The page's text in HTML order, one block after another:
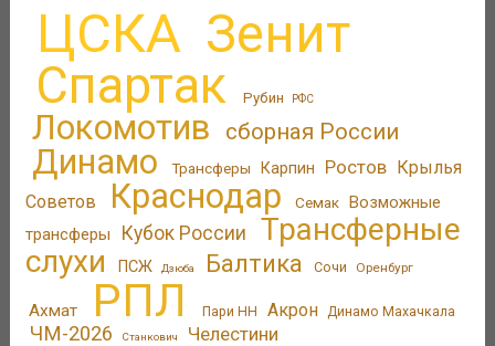
ЦСКА Зенит
Спартак Рубин РФС
Локомотив сборная России
Динамо Трансферы Карпин Ростов Крылья
Советов
Краснодар Семак Возможные
трансферы
Кубок России
Трансферные
слухи
ПСЖ Дзюба Балтика Сочи Оренбург
Ахмат РПЛ Пари НН Акрон Динамо Махачкала
ЧМ-2026 Станкович Челестини